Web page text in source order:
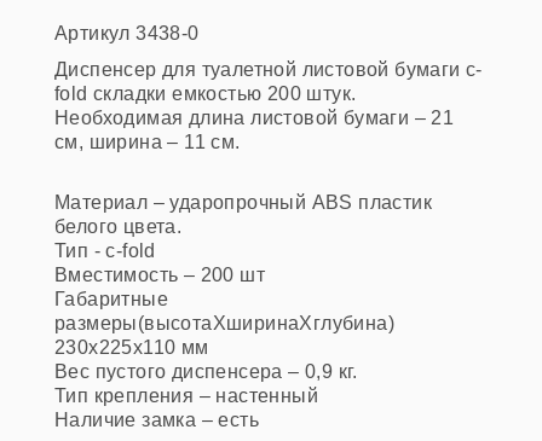
Артикул 3438-0
Диспенсер для туалетной листовой бумаги с-
fold складки емкостью 200 штук.
Необходимая длина листовой бумаги – 21
см, ширина – 11 см.
Материал – ударопрочный ABS пластик
белого цвета.
Тип - с-fold
Вместимость – 200 шт
Габаритные
размеры(высотаХширинаХглубина)
230x225x110 мм
Вес пустого диспенсера – 0,9 кг.
Тип крепления – настенный
Наличие замка – есть